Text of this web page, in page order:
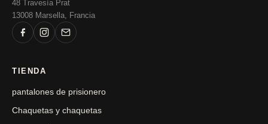
48 Travesía Prat
13008 Marsella, Francia
TIENDA
pantalones de prisionero
Chaquetas y chaquetas